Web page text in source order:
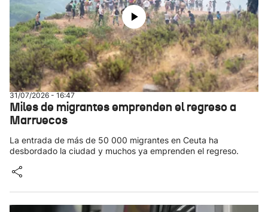
31/07/2026 - 16:47
Miles de migrantes emprenden el regreso a
Marruecos
La entrada de más de 50 000 migrantes en Ceuta ha
desbordado la ciudad y muchos ya emprenden el regreso.